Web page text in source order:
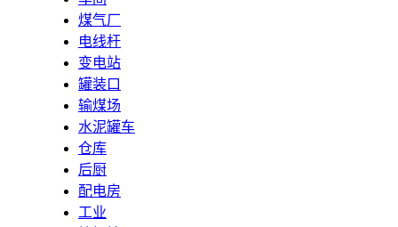
煤气厂
电线杆
变电站
罐装口
输煤场
水泥罐车
仓库
后厨
配电房
工业